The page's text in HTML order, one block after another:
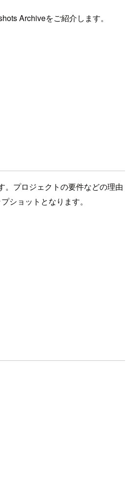
Archiveをご紹介します。
。プロジェクトの要件などの理由
ショットとなります。